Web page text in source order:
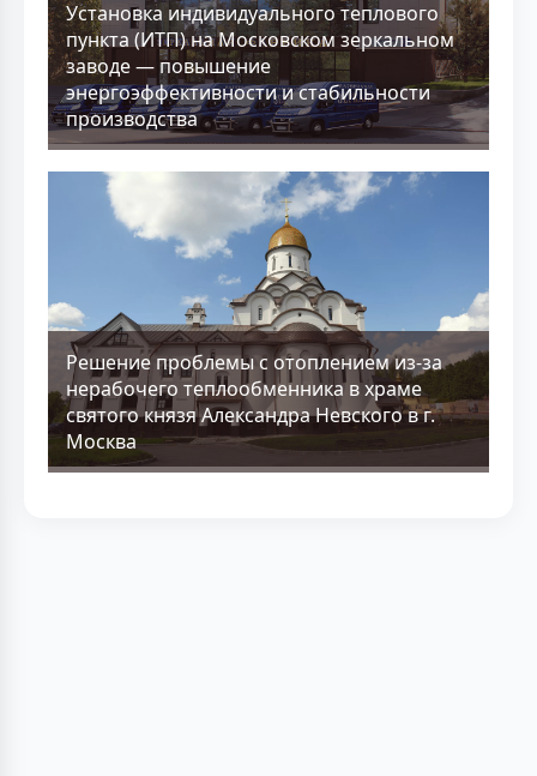
Установка индивидуального теплового
пункта (ИТП) на Московском зеркальном
заводе — повышение
энергоэффективности и стабильности
производства
Решение проблемы с отоплением из-за
нерабочего теплообменника в храме
святого князя Александра Невского в г.
Москва